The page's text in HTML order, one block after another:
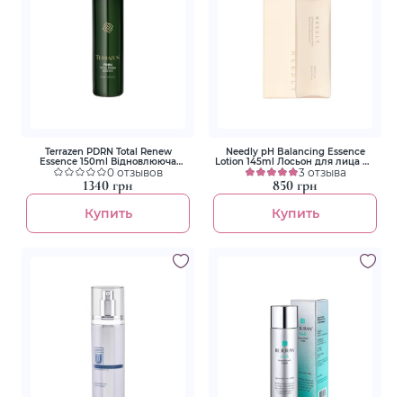
Terrazen PDRN Total Renew
Essence 150ml Відновлююча
есенція з полінуклеотидами
0 отзывов
1340 грн
Купить
Needly pH Balancing Essence
Lotion 145ml Лосьон для лица ph
5,5 с экстрактом Альбатрела
3 отзыва
850 грн
Купить